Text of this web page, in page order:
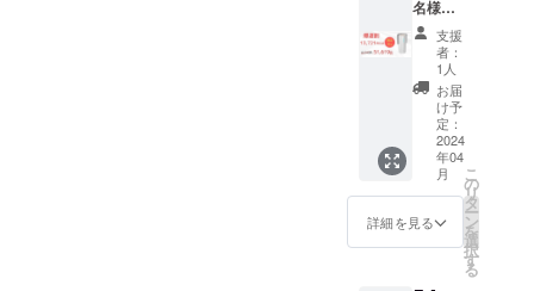
告にて
報告さ
せて頂
きま
す。
様は変
更にな
る可能
性もご
ざいま
す。ご
了承く
ださ
い。
【配送
配送に
関して
す。
※皆様の
応援購
入によ
り量産
効率が
向上し
た場
合、一
般販売
価格が
変更に
USB-
typeA-
C 電源
ケーブ
ル、説
明書
（ク
イック
スター
トガイ
ド） ※
ご注文
名様限
定
Smini ×
１ （販
売予定
価格
65,340
円の
13,721
円引
き）
税込・
送料0円
【自然
支援
者：
1人
お届
け予
定：
2024
年04
月
詳細を見る
こ
の
リ
タ
ー
ン
を
選
択
す
る